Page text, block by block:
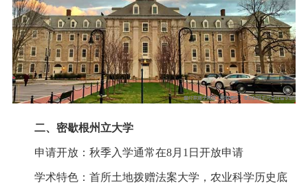
二、密歇根州立大学
申请开放：秋季入学通常在8月1日开放申请
学术特色：首所土地拨赠法案大学，农业科学历史底